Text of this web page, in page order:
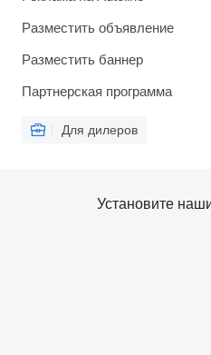
Разместить объявление
Разместить баннер
Партнерская программа
Для дилеров
Установите